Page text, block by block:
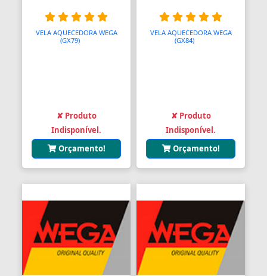
VELA AQUECEDORA WEGA
(GX79)
✘ Produto
Indisponível.
Orçamento!
VELA AQUECEDORA WEGA
(GX84)
✘ Produto
Indisponível.
Orçamento!